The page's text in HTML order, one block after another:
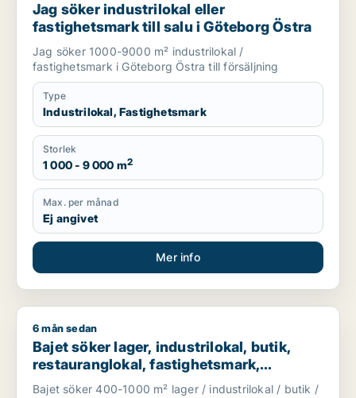
Jag söker industrilokal eller
fastighetsmark till salu i Göteborg Östra
Jag söker 1000-9000 m² industrilokal /
fastighetsmark i Göteborg Östra till försäljning
Type
Industrilokal, Fastighetsmark
Storlek
1 000 - 9 000 m2
Max. per månad
Ej angivet
Mer info
Bajet söker lager, industrilokal, butik, restauranglokal,
6 mån sedan
Bajet söker lager, industrilokal, butik,
restauranglokal, fastighetsmark,
bostadsfastighet eller garage till salu i
Bajet söker 400-1000 m² lager / industrilokal / butik /